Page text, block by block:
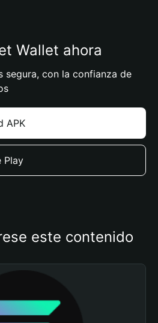
Wallet ahora
segura, con la confianza de
APK
Play
este contenido